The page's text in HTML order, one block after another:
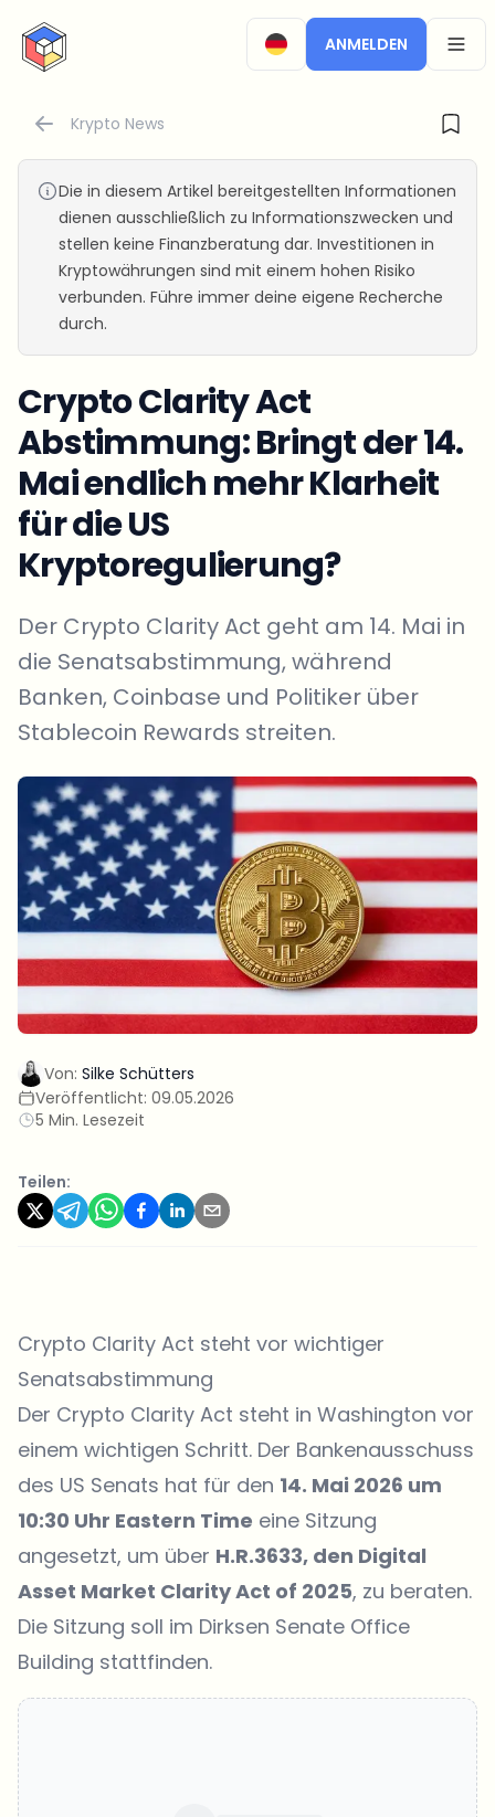
CryptoTicker
ANMELDEN
Krypto News
Die in diesem Artikel bereitgestellten Informationen
dienen ausschließlich zu Informationszwecken und
stellen keine Finanzberatung dar. Investitionen in
Kryptowährungen sind mit einem hohen Risiko
verbunden. Führe immer deine eigene Recherche
durch.
Crypto Clarity Act
Abstimmung: Bringt der 14.
Mai endlich mehr Klarheit
für die US
Kryptoregulierung?
Der Crypto Clarity Act geht am 14. Mai in
die Senatsabstimmung, während
Banken, Coinbase und Politiker über
Stablecoin Rewards streiten.
Von: Silke Schütters
Veröffentlicht: 09.05.2026
5 Min. Lesezeit
Teilen:
Crypto Clarity Act steht vor wichtiger
Senatsabstimmung
Der Crypto Clarity Act steht in Washington vor
einem wichtigen Schritt. Der Bankenausschuss
des US Senats hat für den 14. Mai 2026 um
10:30 Uhr Eastern Time eine Sitzung
angesetzt, um über H.R.3633, den Digital
Asset Market Clarity Act of 2025, zu beraten.
Die Sitzung soll im Dirksen Senate Office
Building stattfinden.